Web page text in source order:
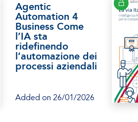
Agentic
Automation 4
Business Come
l’IA sta
ridefinendo
l’automazione dei
processi aziendali
Added on 26/01/2026